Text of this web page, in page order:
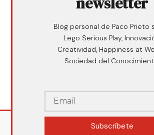
Blog personal de Paco Prieto
Lego Serious Play,
Creatividad, Happiness at
Sociedad del
Subscríbete